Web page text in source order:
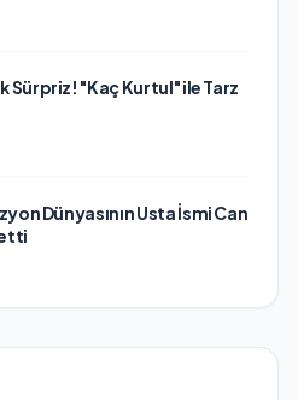
Sürpriz! "Kaç Kurtul" ile Tarz
Dünyasının Usta İsmi Can